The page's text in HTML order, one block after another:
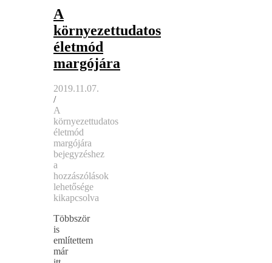
A
környezettudatos
életmód
margójára
2019.11.07.
/
A
környezettudatos
életmód
margójára
bejegyzéshez
a
hozzászólások
lehetősége
kikapcsolva
Többször
is
említettem
már